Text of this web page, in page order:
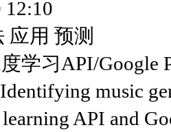
12:10
应用 预测
度学习API/
music
learning API and